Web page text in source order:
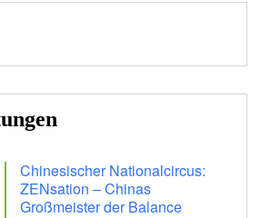
Chinesischer Nationalcircus:
ZENsation – Chinas
Großmeister der Balance